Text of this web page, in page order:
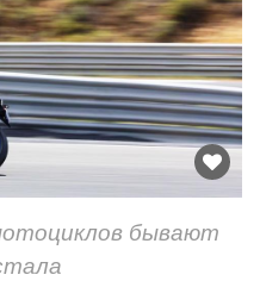
бывают